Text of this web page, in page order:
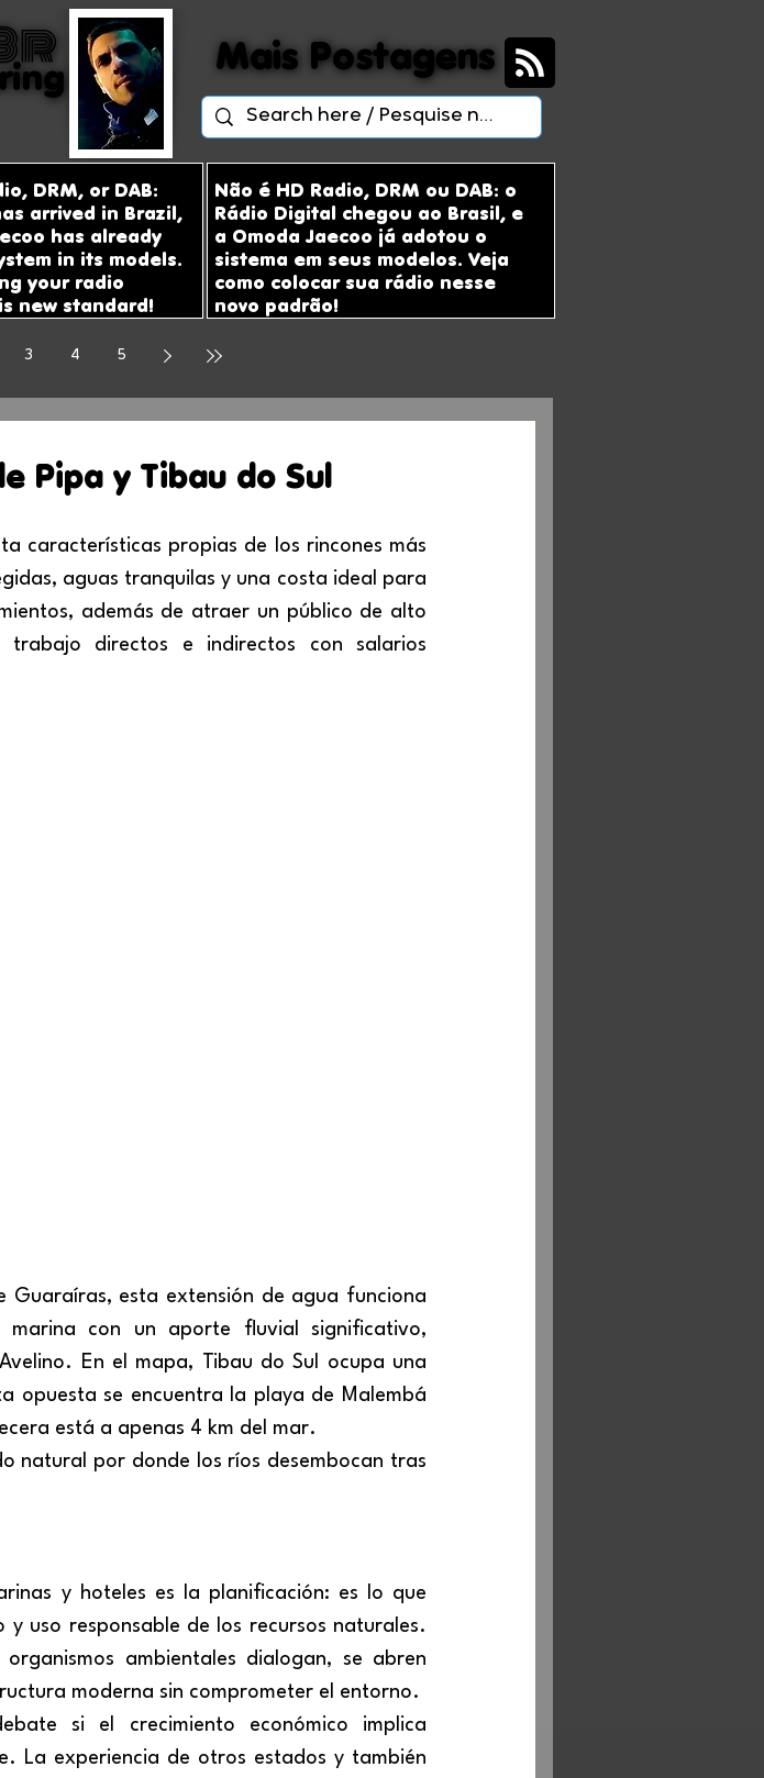
Mais Postagens
Mais Postagens
DRM, or DAB:
arrived in Brazil,
has already
in its models.
your radio
new standard!
Não é HD Radio, DRM ou DAB: o
Rádio Digital chegou ao Brasil, e
a Omoda Jaecoo já adotou o
sistema em seus modelos. Veja
como colocar sua rádio nesse
novo padrão!
3 4 5
Pipa y Tibau do Sul
características propias de los rincones más
aguas tranquilas y una costa ideal para
además de atraer un público de alto
directos e indirectos con salarios
marina con un aporte fluvial significativo,
En el mapa, Tibau do Sul ocupa una
opuesta se encuentra la playa de Malembá
está a apenas 4 km del mar.
natural por donde los ríos desembocan tras
y hoteles es la planificación: es lo que
uso responsable de los recursos naturales.
ambientales dialogan, se abren
moderna sin comprometer el entorno.
si el crecimiento económico implica
La experiencia de otros estados y también